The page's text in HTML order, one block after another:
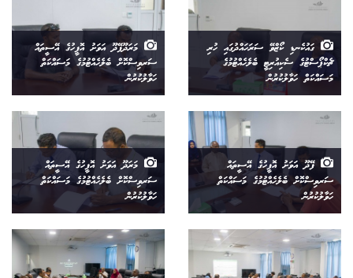
ގައުކެނޑި ކޯޒްވޭ ސަރަހައްދުގައި ހުރި
ޗެކްޕޯސްޓުގެ ސެކިއުރިޓީ ބެލެހެއްޓުމުގެ
މަސައްކަތް ހަވާލުކުރުން
މަރަދޫފޭދޫ އަވަށު އޮފީހުގެ އޭސީތައް
ސަރވިސްކޮށް ބެލެހެއްޓުމުގެ މަސައްކަތް
ހަވާލުކުރުން
ފޭދޫ އަވަށު އޮފީހުގެ އޭސީތައް
ސަރވިސްކޮށް ބެލެހެއްޓުމުގެ މަސައްކަތް
ހަވާލުކުރުން
މަރަދޫ އަވަށު އޮފީހުގެ އޭސީތައް
ސަރވިސްކޮށް ބެލެހެއްޓުމުގެ މަސައްކަތް
ހަވާލުކުރުން